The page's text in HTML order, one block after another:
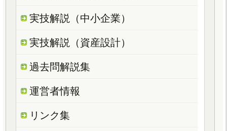
実技解説（中小企業）
実技解説（資産設計）
過去問解説集
運営者情報
リンク集